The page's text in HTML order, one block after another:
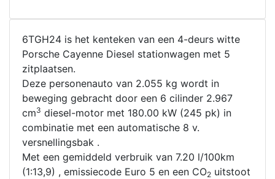
6TGH24 is het kenteken van een 4-deurs witte
Porsche Cayenne Diesel stationwagen met 5
zitplaatsen.
Deze personenauto van 2.055 kg wordt in
beweging gebracht door een 6 cilinder 2.967
cm3 diesel-motor met 180.00 kW (245 pk) in
combinatie met een automatische 8 v.
versnellingsbak .
Met een gemiddeld verbruik van 7.20 l/100km
(1:13,9) , emissiecode Euro 5 en een CO2 uitstoot